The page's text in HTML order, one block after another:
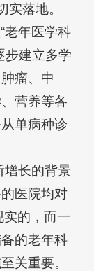
实落地。
老年医学科
步建立多学
瘤、中
营养等各
单病种诊
增长的背景
医院均对
的，而一
的老年科
关重要。